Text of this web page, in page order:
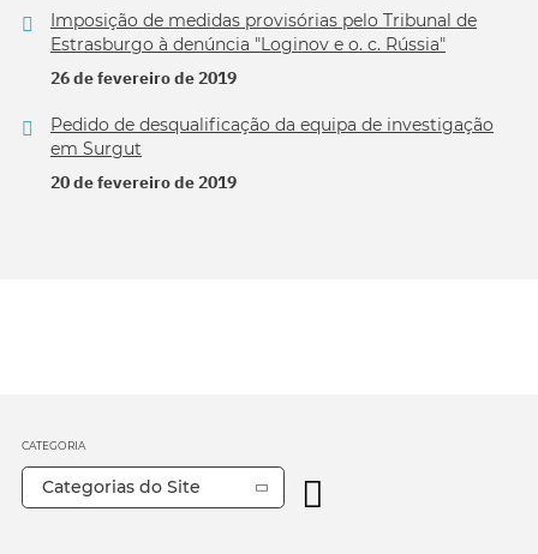
Imposição de medidas provisórias pelo Tribunal de
Estrasburgo à denúncia "Loginov e o. c. Rússia"
26 de fevereiro de 2019
Pedido de desqualificação da equipa de investigação
em Surgut
20 de fevereiro de 2019
CATEGORIA
Categorias do Site